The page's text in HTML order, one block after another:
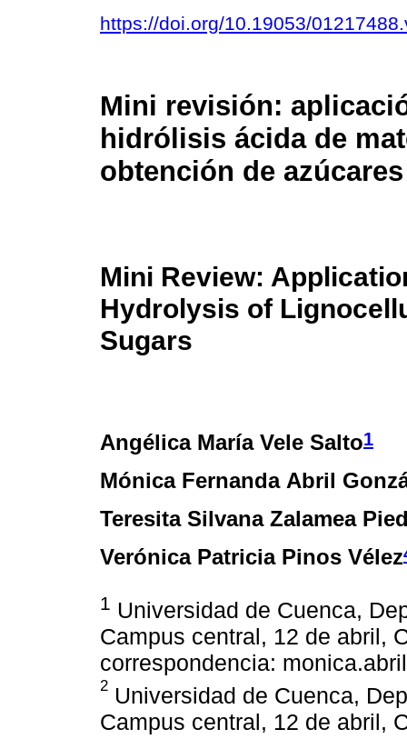
https://doi.org/10.19053/
Mini revisión:
hidrólisis ácida de
obtención de azúcares
Mini Review:
Hydrolysis of
Sugars
Angélica María Vele Salto1
Mónica Fernanda Abril
Teresita Silvana Zalamea
Verónica Patricia Pinos Vélez
1 Universidad de Cuenca,
Campus central, 12 de abril,
correspondencia:
2 Universidad de Cuenca,
Campus central, 12 de abril,